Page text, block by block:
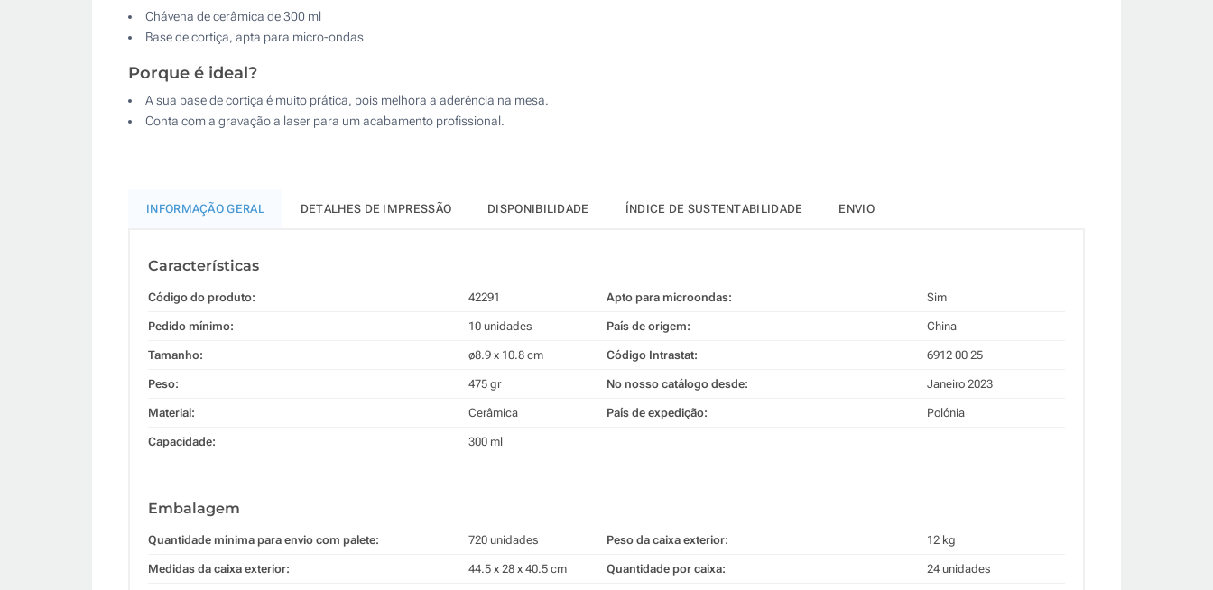
Chávena de cerâmica de 300 ml
Base de cortiça, apta para micro-ondas
Porque é ideal?
A sua base de cortiça é muito prática, pois melhora a aderência na mesa.
Conta com a gravação a laser para um acabamento profissional.
INFORMAÇÃO GERAL DETALHES DE IMPRESSÃO DISPONIBILIDADE ÍNDICE DE SUSTENTABILIDADE ENVIO
Características
Código do produto: 42291
Pedido mínimo: 10 unidades
Tamanho: ø8.9 x 10.8 cm
Peso: 475 gr
Material: Cerâmica
Capacidade: 300 ml
Apto para microondas: Sim
País de origem: China
Código Intrastat: 6912 00 25
No nosso catálogo desde: Janeiro 2023
País de expedição: Polónia
Embalagem
Quantidade mínima para envio com palete: 720 unidades
Medidas da caixa exterior: 44.5 x 28 x 40.5 cm
Peso da caixa exterior: 12 kg
Quantidade por caixa: 24 unidades